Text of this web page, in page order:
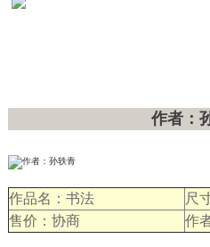
作者：
作品名：书法
尺
售价：协商
作